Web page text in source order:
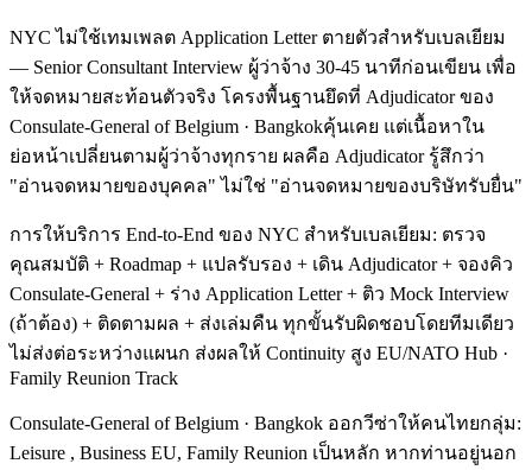
NYC ไม่ใช้เทมเพลต Application Letter ตายตัวสำหรับเบลเยียม
— Senior Consultant Interview ผู้ว่าจ้าง 30-45 นาทีก่อนเขียน เพื่อ
ให้จดหมายสะท้อนตัวจริง โครงพื้นฐานยึดที่ Adjudicator ของ
Consulate-General of Belgium · Bangkokคุ้นเคย แต่เนื้อหาใน
ย่อหน้าเปลี่ยนตามผู้ว่าจ้างทุกราย ผลคือ Adjudicator รู้สึกว่า
"อ่านจดหมายของบุคคล" ไม่ใช่ "อ่านจดหมายของบริษัทรับยื่น"
การให้บริการ End-to-End ของ NYC สำหรับเบลเยียม: ตรวจ
คุณสมบัติ + Roadmap + แปลรับรอง + เดิน Adjudicator + จองคิว
Consulate-General + ร่าง Application Letter + ติว Mock Interview
(ถ้าต้อง) + ติดตามผล + ส่งเล่มคืน ทุกขั้นรับผิดชอบโดยทีมเดียว
ไม่ส่งต่อระหว่างแผนก ส่งผลให้ Continuity สูง EU/NATO Hub ·
Family Reunion Track
Consulate-General of Belgium · Bangkok ออกวีซ่าให้คนไทยกลุ่ม:
Leisure , Business EU, Family Reunion เป็นหลัก หากท่านอยู่นอก